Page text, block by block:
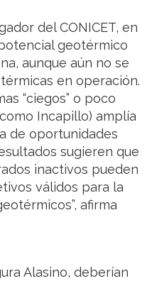
del CONICET, en
geotérmico
aunque aún no se
en operación.
“ciegos” o poco
Incapillo) amplía
de oportunidades
sugieren que
inactivos pueden
válidos para la
afirma
Alasino, deberían